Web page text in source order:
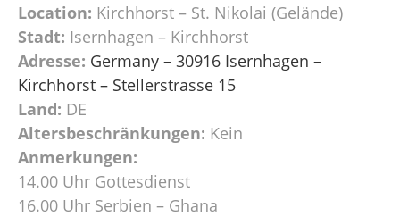
Location: Kirchhorst – St. Nikolai (Gelände)
Stadt: Isernhagen – Kirchhorst
Adresse: Germany – 30916 Isernhagen –
Kirchhorst – Stellerstrasse 15
Land: DE
Altersbeschränkungen: Kein
Anmerkungen:
14.00 Uhr Gottesdienst
16.00 Uhr Serbien – Ghana